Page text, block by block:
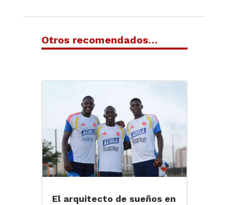
Otros recomendados…
El arquitecto de sueños en